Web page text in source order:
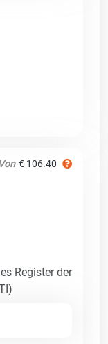
Von € 106.40
Register der